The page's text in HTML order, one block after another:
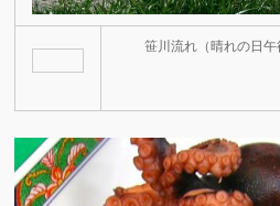
笹川流れ（晴れの日午